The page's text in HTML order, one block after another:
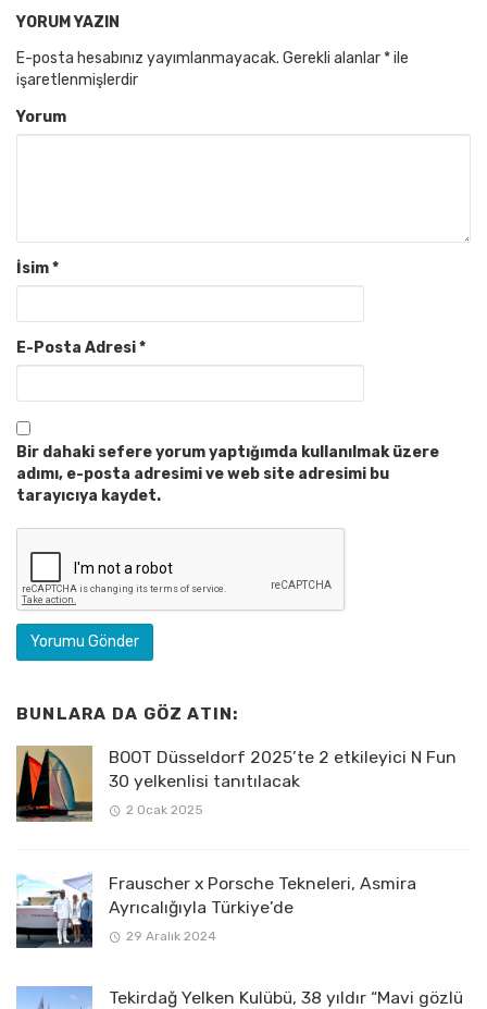
YORUM YAZIN
E-posta hesabınız yayımlanmayacak. Gerekli alanlar *ile
işaretlenmişlerdir
Yorum
İsim*
E-Posta Adresi*
Bir dahaki sefere yorum yaptığımda kullanılmak üzere
adımı, e-posta adresimi ve web site adresimi bu
tarayıcıya kaydet.
BUNLARA DA GÖZ ATIN:
BOOT Düsseldorf 2025’te 2 etkileyici N Fun
30 yelkenlisi tanıtılacak
2 Ocak 2025
Frauscher x Porsche Tekneleri, Asmira
Ayrıcalığıyla Türkiye’de
29 Aralık 2024
Tekirdağ Yelken Kulübü, 38 yıldır “Mavi gözlü